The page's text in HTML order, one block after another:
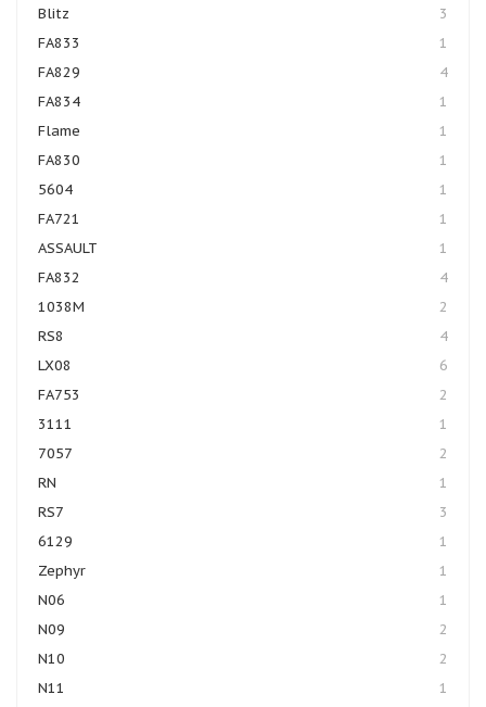
Blitz
3
FA833
1
FA829
4
FA834
1
Flame
1
FA830
1
5604
1
FA721
1
ASSAULT
1
FA832
4
1038M
2
RS8
4
LX08
6
FA753
2
3111
1
7057
2
RN
1
RS7
3
6129
1
Zephyr
1
N06
1
N09
2
N10
2
N11
1